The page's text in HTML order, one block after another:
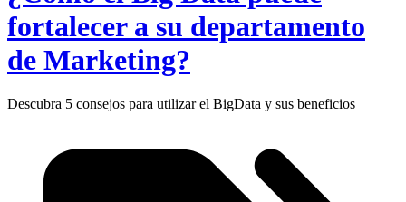
fortalecer a su departamento
de Marketing?
Descubra 5 consejos para utilizar el BigData y sus beneficios